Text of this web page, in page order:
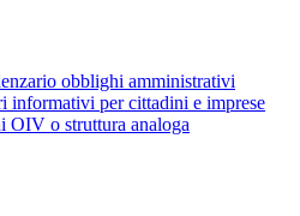
obblighi amministrativi
informativi per cittadini e imprese
OIV o struttura analoga